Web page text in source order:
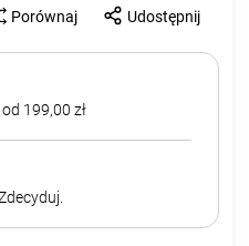
Porównaj Udostępnij
199,00 zł